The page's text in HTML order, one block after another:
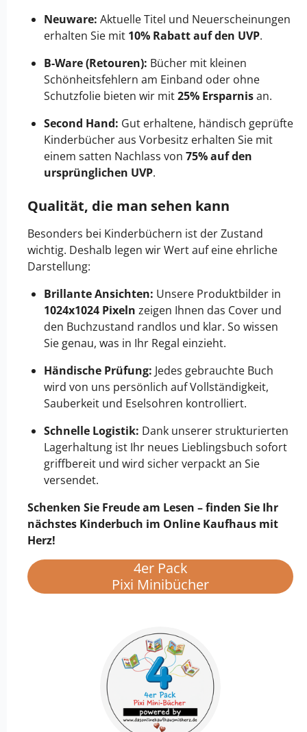
Neuware: Aktuelle Titel und Neuerscheinungen
erhalten Sie mit 10% Rabatt auf den UVP.
B-Ware (Retouren): Bücher mit kleinen
Schönheitsfehlern am Einband oder ohne
Schutzfolie bieten wir mit25% Ersparnisan.
Second Hand: Gut erhaltene, händisch geprüfte
Kinderbücher aus Vorbesitz erhalten Sie mit
einem satten Nachlass von 75% auf den
ursprünglichen UVP.
Qualität, die man sehen kann
Besonders bei Kinderbüchern ist der Zustand
wichtig. Deshalb legen wir Wert auf eine ehrliche
Darstellung:
Brillante Ansichten: Unsere Produktbilder in
1024x1024 Pixeln zeigen Ihnen das Cover und
den Buchzustand randlos und klar. So wissen
Sie genau, was in Ihr Regal einzieht.
Händische Prüfung: Jedes gebrauchte Buch
wird von uns persönlich auf Vollständigkeit,
Sauberkeit und Eselsohren kontrolliert.
Schnelle Logistik: Dank unserer strukturierten
Lagerhaltung ist Ihr neues Lieblingsbuch sofort
griffbereit und wird sicher verpackt an Sie
versendet.
Schenken Sie Freude am Lesen – finden Sie Ihr
nächstes Kinderbuch im Online Kaufhaus mit
Herz!
4er Pack
Pixi Minibücher